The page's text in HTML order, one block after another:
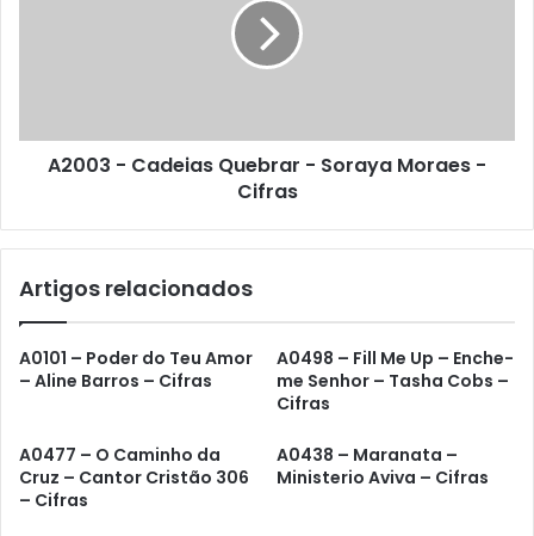
A2003 - Cadeias Quebrar - Soraya Moraes -
Cifras
Artigos relacionados
A0101 – Poder do Teu Amor
– Aline Barros – Cifras
A0498 – Fill Me Up – Enche-
me Senhor – Tasha Cobs –
Cifras
A0477 – O Caminho da
Cruz – Cantor Cristão 306
– Cifras
A0438 – Maranata –
Ministerio Aviva – Cifras